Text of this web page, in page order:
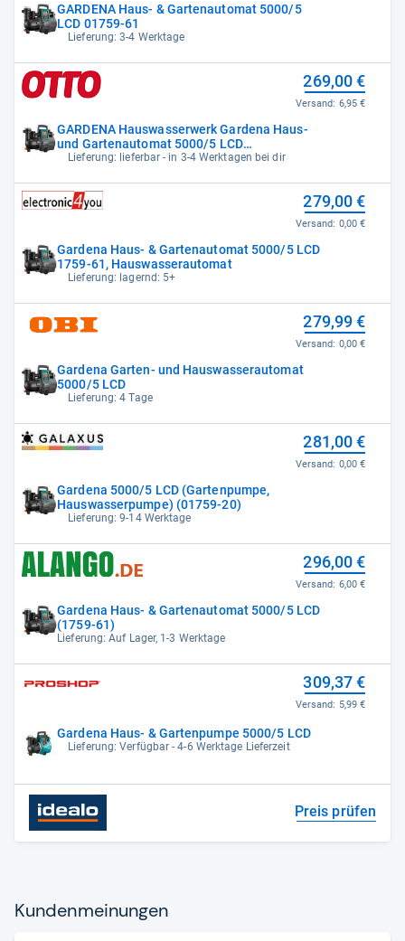
GARDENA Haus- & Gartenautomat 5000/5
LCD 01759-61
Lieferung: 3-4 Werktage
GARDENA Hauswasserwerk Gardena Haus-
und Gartenautomat 5000/5 LCD
Hauswasserwerk
Lieferung: lieferbar - in 3-4 Werktagen bei dir
269,00 €
Versand: 6,95 €
Gardena Haus- & Gartenautomat 5000/5 LCD
1759-61, Hauswasserautomat
Lieferung: lagernd: 5+
279,00 €
Versand: 0,00 €
Gardena Garten- und Hauswasserautomat
5000/5 LCD
Lieferung: 4 Tage
279,99 €
Versand: 0,00 €
Gardena 5000/5 LCD (Gartenpumpe,
Hauswasserpumpe) (01759-20)
Lieferung: 9-14 Werktage
281,00 €
Versand: 0,00 €
Gardena Haus- & Gartenautomat 5000/5 LCD
(1759-61)
Lieferung: Auf Lager, 1-3 Werktage
296,00 €
Versand: 6,00 €
Gardena Haus- & Gartenpumpe 5000/5 LCD
Lieferung: Verfügbar - 4-6 Werktage Lieferzeit
309,37 €
Versand: 5,99 €
Preis prüfen
Kun­den­mei­nun­gen